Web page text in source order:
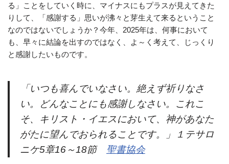
る」ことをしていく時に、マイナスにもプラスが見えてきた
りして、「感謝する」思いが沸々と芽生えて来るということ
なのではないでしょうか？今年、2025年は、何事において
も、早々に結論を出すのではなく、よ～く考えて、じっくり
と感謝したいものです。
「いつも喜んでいなさい。絶えず祈りなさ
い。どんなことにも感謝しなさい。これこ
そ、キリスト・イエスにおいて、神があなた
がたに望んでおられることです。」１テサロ
ニケ5章16～18節 聖書協会